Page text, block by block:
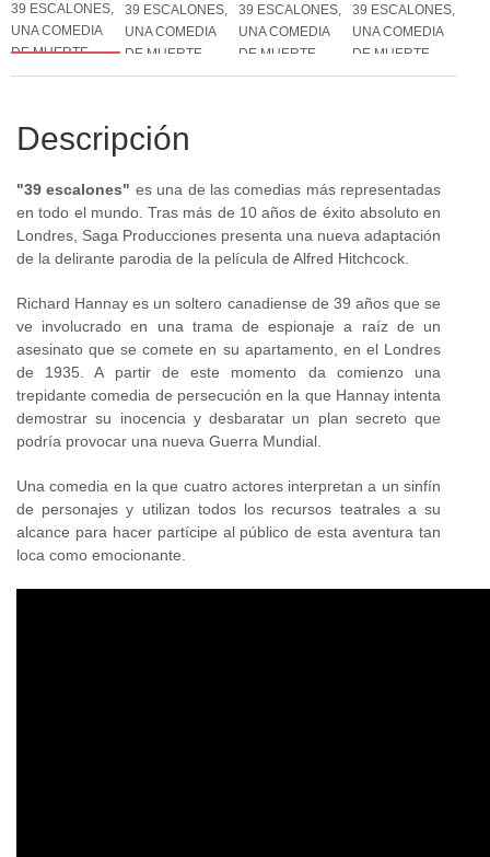
Descripción
"39 escalones" es una de las comedias más representadas
en todo el mundo. Tras más de 10 años de éxito absoluto en
Londres, Saga Producciones presenta una nueva adaptación
de la delirante parodia de la película de Alfred Hitchcock.
Richard Hannay es un soltero canadiense de 39 años que se
ve involucrado en una trama de espionaje a raíz de un
asesinato que se comete en su apartamento, en el Londres
de 1935. A partir de este momento da comienzo una
trepidante comedia de persecución en la que Hannay intenta
demostrar su inocencia y desbaratar un plan secreto que
podría provocar una nueva Guerra Mundial.
Una comedia en la que cuatro actores interpretan a un sinfín
de personajes y utilizan todos los recursos teatrales a su
alcance para hacer partícipe al público de esta aventura tan
loca como emocionante.